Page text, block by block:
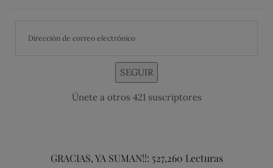
SEGUIR
Únete a otros 421 suscriptores
GRACIAS, YA SUMAN!!: 527,260 Lecturas